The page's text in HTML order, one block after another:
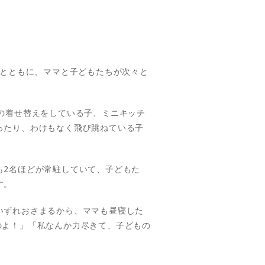
ともに、ママと子どもたちが次々と
せ替えをしている子、ミニキッチ
り、わけもなく飛び跳ねている子
名ほどが常駐していて、子どもた
れおさまるから、ママも昼寝した
！」「私なんか力尽きて、子どもの